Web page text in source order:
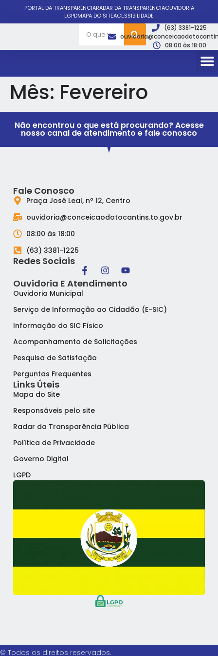
PORTAL DA TRANSPARÊNCIARADAR DA TRANSPARÊNCIAOUVIDORIA
LGPDMAPA DO SITEACESSIBILIDADE
(63) 3381-1225
08:00 às 18:00
Mês: Fevereiro
Não encontrou o que está procurando? Acesse
nosso canal de atendimento e fale conosco
Fale Conosco
Praça José Leal, nº 12, Centro
ouvidoria@conceicaodotocantins.to.gov.br
08:00 às 18:00
(63) 3381-1225
Redes Sociais
Ouvidoria E Atendimento
Ouvidoria Municipal
Serviço de Informação ao Cidadão (E-SIC)
Informação do SIC Físico
Acompanhamento de Solicitações
Pesquisa de Satisfação
Perguntas Frequentes
Links Úteis
Mapa do Site
Responsáveis pelo site
Radar da Transparência Pública
Política de Privacidade
Governo Digital
LGPD
© Todos os direitos reservados.